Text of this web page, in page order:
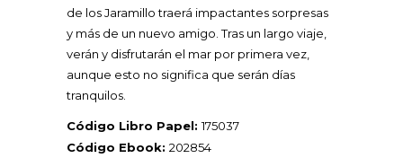
de los Jaramillo traerá impactantes sorpresas
y más de un nuevo amigo. Tras un largo viaje,
verán y disfrutarán el mar por primera vez,
aunque esto no significa que serán días
tranquilos.
Código Libro Papel:175037
Código Ebook: 202854